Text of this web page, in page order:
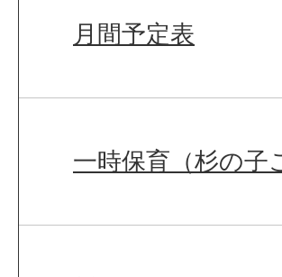
月間予定表
一時保育（杉の子